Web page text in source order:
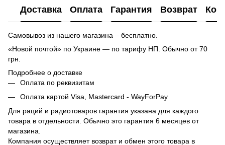
Доставка Оплата Гарантия Возврат
Самовывоз из нашего магазина – бесплатно.
«Новой почтой» по Украине — по тарифу НП. Обычно от 70
грн.
Подробнее о доставке
Оплата по реквизитам
Оплата картой Visa, Mastercard - WayForPay
Для раций и радиотоваров гарантия указана для каждого
товара в отдельности. Обычно это гарантия 6 месяцев от
магазина.
Компания осуществляет возврат и обмен этого товара в